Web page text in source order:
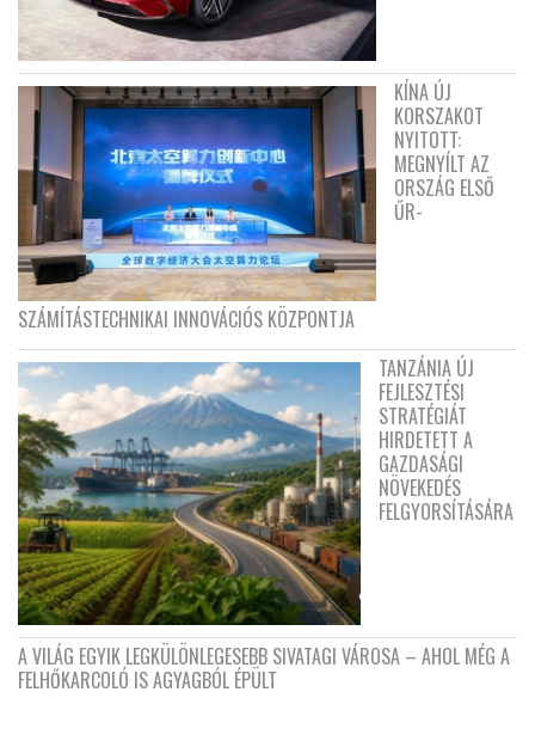
KÍNA ÚJ
KORSZAKOT
NYITOTT:
MEGNYÍLT AZ
ORSZÁG ELSŐ
ŰR-
SZÁMÍTÁSTECHNIKAI INNOVÁCIÓS KÖZPONTJA
TANZÁNIA ÚJ
FEJLESZTÉSI
STRATÉGIÁT
HIRDETETT A
GAZDASÁGI
NÖVEKEDÉS
FELGYORSÍTÁSÁRA
A VILÁG EGYIK LEGKÜLÖNLEGESEBB SIVATAGI VÁROSA – AHOL MÉG A
FELHŐKARCOLÓ IS AGYAGBÓL ÉPÜLT